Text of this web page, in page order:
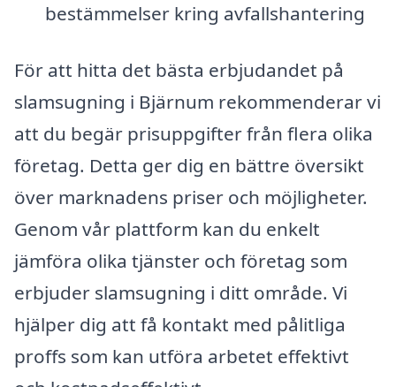
bestämmelser kring avfallshantering
För att hitta det bästa erbjudandet på
slamsugning i Bjärnum rekommenderar vi
att du begär prisuppgifter från flera olika
företag. Detta ger dig en bättre översikt
över marknadens priser och möjligheter.
Genom vår plattform kan du enkelt
jämföra olika tjänster och företag som
erbjuder slamsugning i ditt område. Vi
hjälper dig att få kontakt med pålitliga
proffs som kan utföra arbetet effektivt